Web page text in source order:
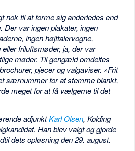
nok til at forme sig anderledes end
Der var ingen plakater, ingen
ingen højttalervogne,
friluftsmøder, ja, der var
møder. Til gengæld omdeltes
pjecer og valgaviser. »Frit
særnummer for at stemme blankt,
meget for at få vælgerne til det
adjunktKarl Olsen, Kolding
Han blev valgt og gjorde
dets opløsning den 29. august.